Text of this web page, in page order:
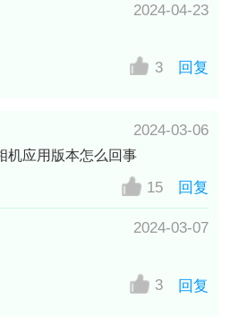
2024-04-23
3 回复
2024-03-06
机应用版本怎么回事
15 回复
2024-03-07
3 回复